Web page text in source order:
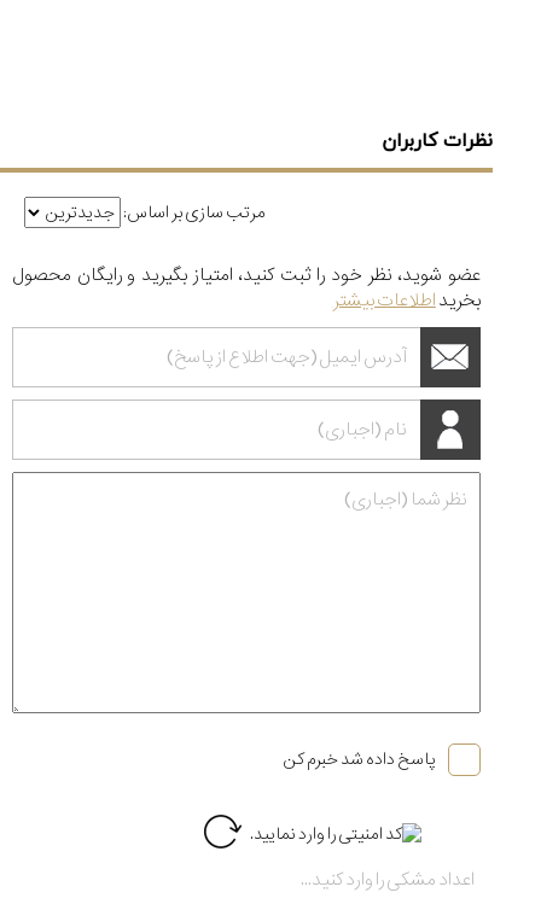
نظرات کاربران
مرتب سازی بر اساس:
عضو شوید، نظر خود را ثبت کنید، امتیاز بگیرید و رایگان محصول
بخریداطلاعات بیشتر
پاسخ داده شد خبرم کن